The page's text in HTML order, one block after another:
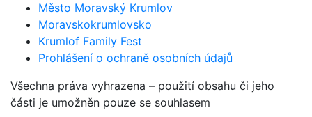
Město Moravský Krumlov
Moravskokrumlovsko
Krumlof Family Fest
Prohlášení o ochraně osobních údajů
Všechna práva vyhrazena – použití obsahu či jeho
části je umožněn pouze se souhlasem